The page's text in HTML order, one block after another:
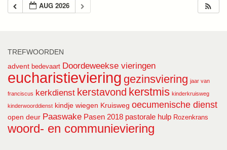
AUG 2026
TREFWOORDEN
advent bedevaart Doordeweekse vieringen
eucharistieviering gezinsviering jaar van
franciscus kerkdienst kerstavond kerstmis kinderkruisweg
kinderwoorddienst kindje wiegen Kruisweg oecumenische dienst
open deur Paaswake Pasen 2018 pastorale hulp Rozenkrans
woord- en communieviering